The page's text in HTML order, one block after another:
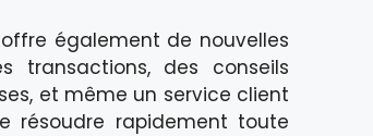
également de nouvelles
transactions, des conseils
et même un service client
résoudre rapidement toute